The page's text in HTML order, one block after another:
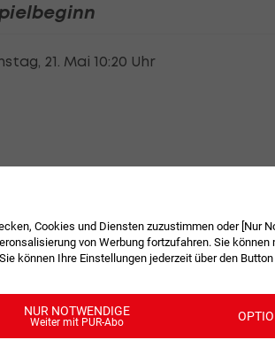
21. Mai 10:20 Uhr
2024 | 7. Runde
Cookies und Diensten zuzustimmen oder [Nur
von Werbung fortzufahren. Sie können
können Ihre Einstellungen jederzeit über den
NUR NOTWENDIGE
Weiter mit PUR-Abo